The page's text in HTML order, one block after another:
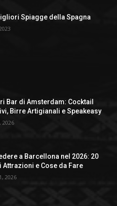
Spiagge della Spagna
Bar di Amsterdam: Cocktail
Birre Artigianali e Speakeasy
2026
a Barcellona nel 2026: 20
Attrazioni e Cose da Fare
2026